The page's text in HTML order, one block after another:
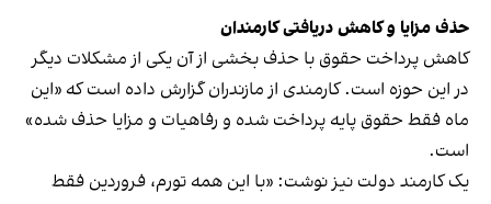
حذف مزایا و کاهش دریافتی کارمندان
کاهش پرداخت حقوق با حذف بخشی از آن یکی از مشکلات دیگر
در این حوزه است. کارمندی از مازندران گزارش داده است که «این
ماه فقط حقوق پایه پرداخت شده و رفاهیات و مزایا حذف شده»
است.
یک کارمند دولت نیز نوشت: «با این همه تورم، فروردین فقط